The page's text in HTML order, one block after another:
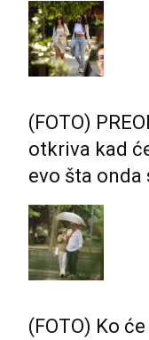
(FOTO)
otkriva kad
evo šta onda
(FOTO) Ko